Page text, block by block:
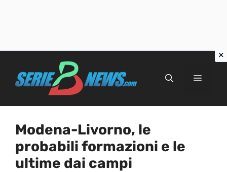
Menu
Modena-Livorno, le
probabili formazioni e le
ultime dai campi